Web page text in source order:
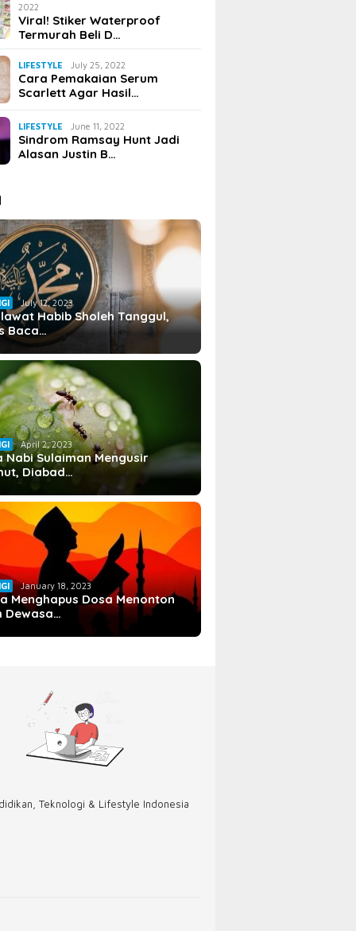
2022
Viral! Stiker Waterproof
Termurah Beli D…
LIFESTYLE July 25, 2022
Cara Pemakaian Serum
Scarlett Agar Hasil…
LIFESTYLE June 11, 2022
Sindrom Ramsay Hunt Jadi
Alasan Justin B…
July 12, 2023
Habib Sholeh Tanggul,
Baca…
April 2, 2023
Nabi Sulaiman Mengusir
Diabad…
January 18, 2023
Menghapus Dosa Menonton
Dewasa…
Teknologi & Lifestyle Indonesia